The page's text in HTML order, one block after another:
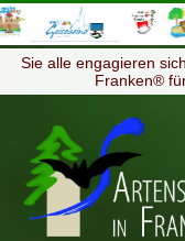
Sie alle engagieren
Franken®